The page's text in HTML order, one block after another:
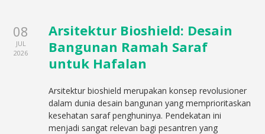
08
JUL
2026
Arsitektur Bioshield: Desain
Bangunan Ramah Saraf
untuk Hafalan
Arsitektur bioshield merupakan konsep revolusioner
dalam dunia desain bangunan yang memprioritaskan
kesehatan saraf penghuninya. Pendekatan ini
menjadi sangat relevan bagi pesantren yang